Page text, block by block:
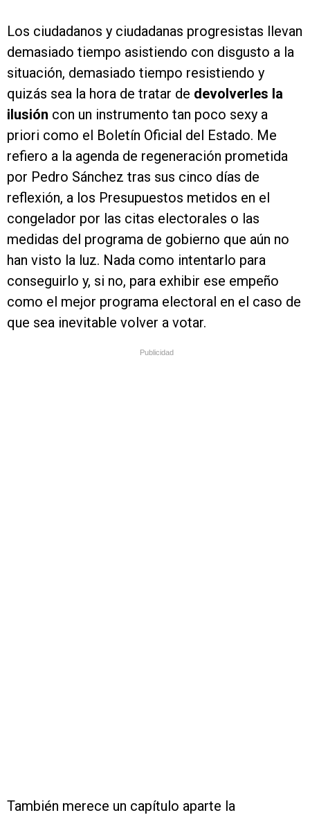
Los ciudadanos y ciudadanas progresistas llevan
demasiado tiempo asistiendo con disgusto a la
situación, demasiado tiempo resistiendo y
quizás sea la hora de tratar de devolverles la
ilusión con un instrumento tan poco sexy a
priori como el Boletín Oficial del Estado. Me
refiero a la agenda de regeneración prometida
por Pedro Sánchez tras sus cinco días de
reflexión, a los Presupuestos metidos en el
congelador por las citas electorales o las
medidas del programa de gobierno que aún no
han visto la luz. Nada como intentarlo para
conseguirlo y, si no, para exhibir ese empeño
como el mejor programa electoral en el caso de
que sea inevitable volver a votar.
Publicidad
También merece un capítulo aparte la